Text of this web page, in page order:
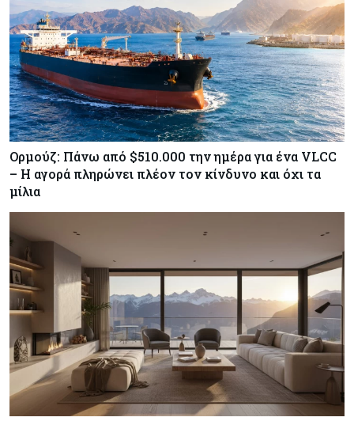
Χορηγία €10.000 για υποτροφίες σε φοιτητές του
ΤΕΠΑΚ
Ορμούζ: Πάνω από $510.000 την ημέρα για ένα VLCC
– Η αγορά πληρώνει πλέον τον κίνδυνο και όχι τα
μίλια